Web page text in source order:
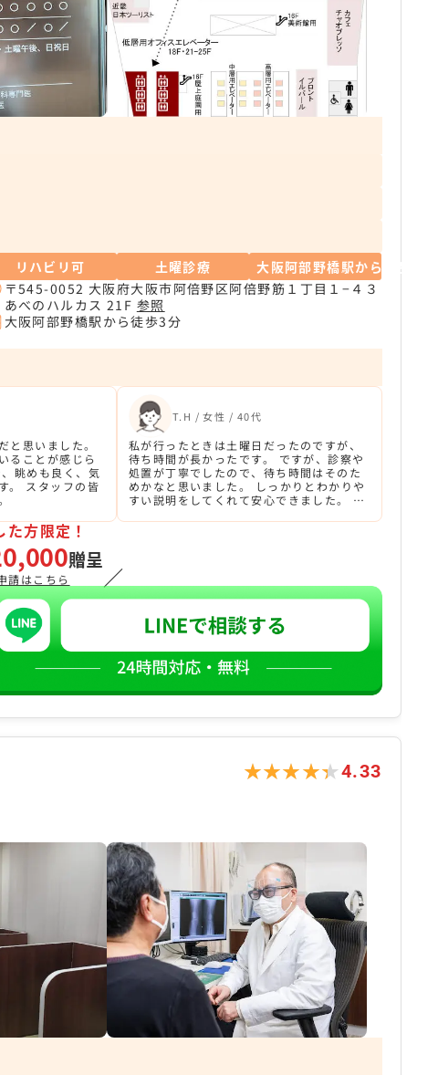
リハビリ可 土曜診療
大阪阿部野橋駅から徒歩3分
〒545-0052 大阪府大阪市阿倍野区阿倍野筋１丁目１−４３
あべのハルカス 21F 参照
大阪阿部野橋駅から徒歩3分
と思いました。
ることが感じら
眺めも良く、気
。 スタッフの皆
T.H / 女性 / 40代
私が行ったときは土曜日だったのですが、
待ち時間が長かったです。 ですが、診察や
処置が丁寧でしたので、待ち時間はそのた
めかなと思いました。 しっかりとわかりや
すい説明をしてくれて安心できました。 ま
す。
方限定！
贈呈
請はこちら ／
★★★★★
★★★★★4.33